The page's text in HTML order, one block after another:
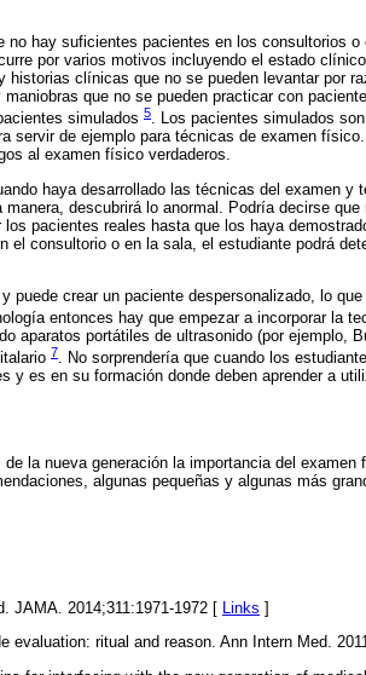
hay suficientes pacientes en los consultorios o
por varios motivos incluyendo el estado
clínicas que no se pueden levantar por
que no se pueden practicar con
simulados 5. Los pacientes simulados
servir de ejemplo para técnicas de examen
al examen físico verdaderos.
haya desarrollado las técnicas del examen y
descubrirá lo anormal. Podría decirse
pacientes reales hasta que los haya
el consultorio o en la sala, el estudiante podrá
crear un paciente despersonalizado, lo que
entonces hay que empezar a incorporar la
aparatos portátiles de ultrasonido (por ejemplo,
7. No sorprendería que cuando los
es en su formación donde deben aprender a
la nueva generación la importancia del
algunas pequeñas y algunas más
JAMA. 2014;311:1971-1972 [ Links ]
evaluation: ritual and reason. Ann Intern Med.